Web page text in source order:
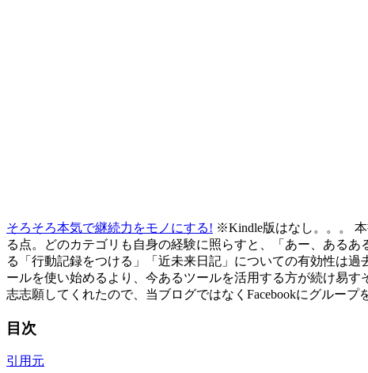
そろそろ本気で継続力をモノにする! ※Kindle版はなし。。。
る点。どのカテゴリも自身の経験に照らすと、「あー、あるあ
る「行動記録をつける」「近未来日記」についての有効性は
ールを使い始めるより、今あるツールを活用する方が続け易
志志願してくれたので、当ブログではなくFacebookにグループ
目次
引用元